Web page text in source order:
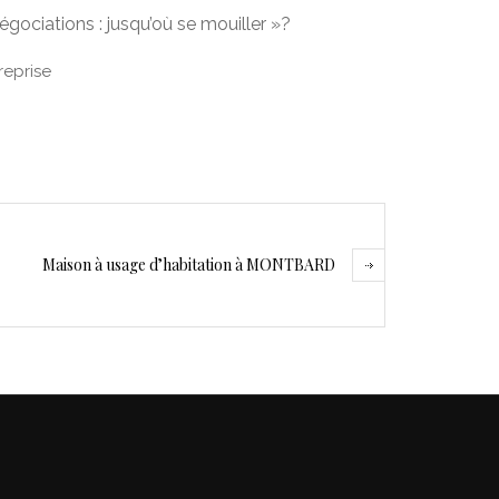
: jusqu’où se mouiller »?
Maison à usage d’habitation à MONTBARD